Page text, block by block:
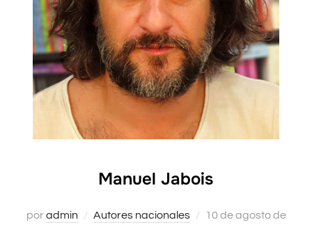
Manuel Jabois
poradmin Autores nacionales
Publicado
10 de agosto de